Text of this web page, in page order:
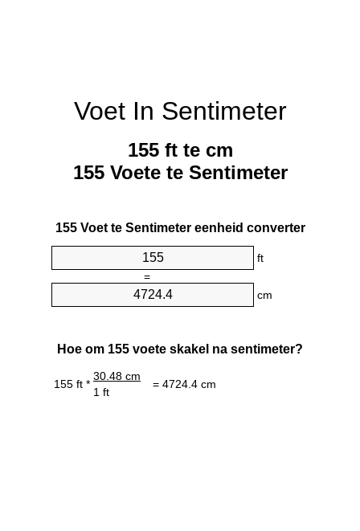
Voet In Sentimeter
155 ft te cm
155 Voete te Sentimeter
155 Voet te Sentimeter eenheid converter
ft
=
cm
Hoe om 155 voete skakel na sentimeter?
155 ft *
30.48 cm
= 4724.4 cm
1 ft